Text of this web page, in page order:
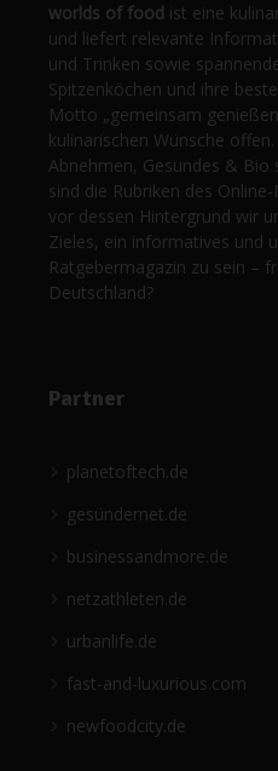
worlds of food ist eine
und liefert relevante
und Trinken sowie
Spitzenköchen und ihre
Motto „gemeinsam
kulinarischen Wünsche
Abnehmen, Gesundes &
sind die Rubriken des
vor dessen Hintergrund wir
Zieles, ein informatives und
Ratgebermagazin zu sein –
Deutschland?
Partner
planetoftech.de
gesündernet.de
businessandmore.de
netzathleten.de
urbanlife.de
fast-and-luxurious.com
newfoodcity.de